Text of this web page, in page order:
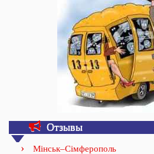
Отзывы
Мінськ–Сімферополь